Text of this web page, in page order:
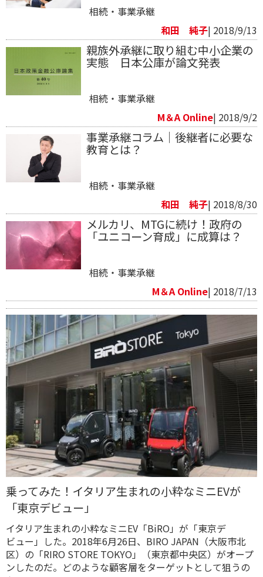
相続・事業承継
和田 純子| 2018/9/13
親族外承継に取り組む中小企業の
実態 日本公庫が論文発表
相続・事業承継
M＆A Online| 2018/9/2
事業承継コラム｜後継者に必要な
教育とは？
相続・事業承継
和田 純子| 2018/8/30
メルカリ、MTGに続け！政府の
「ユニコーン育成」に成算は？
相続・事業承継
M＆A Online| 2018/7/13
乗ってみた！イタリア生まれの小粋なミニEVが
「東京デビュー」
イタリア生まれの小粋なミニEV「BiRO」が「東京デ
ビュー」した。2018年6月26日、BIRO JAPAN（大阪市北
区）の「RIRO STORE TOKYO」（東京都中央区）がオープ
ンしたのだ。どのような顧客層をターゲットとして狙うの